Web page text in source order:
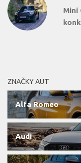
Mini
ZNAČKY AUT
Alfa Romeo
Audi